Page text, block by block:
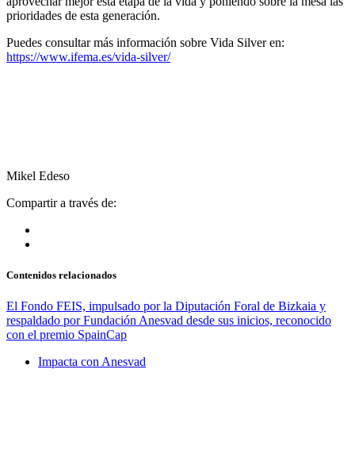
prioridades de esta generación.
Puedes consultar más información sobre Vida Silver en:
https://www.ifema.es/vida-silver/
Mikel Edeso
Compartir a través de:
Contenidos relacionados
El Fondo FEIS, impulsado por la Diputación Foral de Bizkaia y
respaldado por Fundación Anesvad desde sus inicios, reconocido
con el premio SpainCap
Impacta con Anesvad